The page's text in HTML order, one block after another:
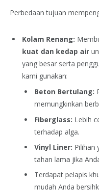
Perbedaan tujuan
Kolam Renang:
kuat dan kedap air
yang besar serta
kami gunakan:
Beton Bertulang:
memungkinkan
Fiberglass: Lebih
terhadap alga.
Vinyl Liner: Pilihan
tahan lama jika
Terdapat pelapis
mudah Anda